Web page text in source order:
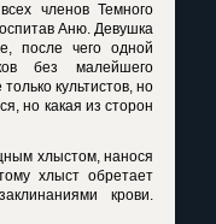
членов Темного
Аню. Девушка
после чего одной
без малейшего
культистов, но
но какая из сторон
хлыстом, нанося
хлыст обретает
крови.